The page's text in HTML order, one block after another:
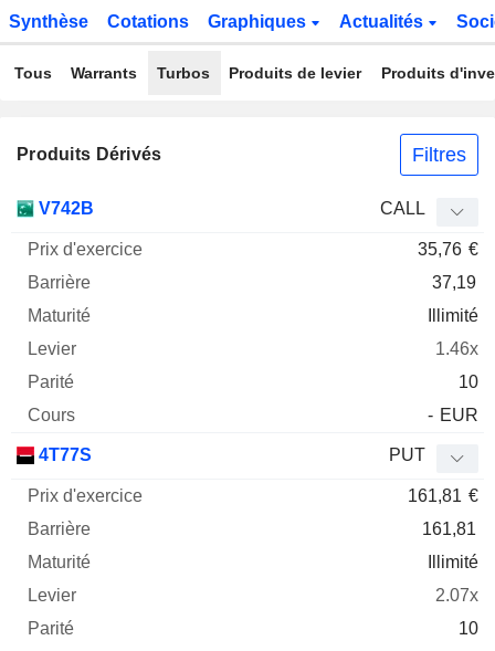
Synthèse Cotations Graphiques Actualités
Tous Warrants Turbos Produits de levier Produits
Produits Dérivés Filtres
Mnemo Type
V742B CALL
35,76 €
37,19
Illimité
1.46x
10
- EUR
4T77S PUT
161,81 €
161,81
Illimité
2.07x
10